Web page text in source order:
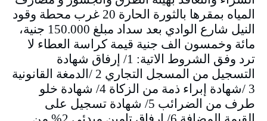
المياه بمقرها بالثورة الحارة 20 غرب محطة وقود
النيل شارع الوادي بعد سداد مبلغ 150.000 جنية،
مائة وخمسون الف جنية قيمة كراسة العطاء لا
ترد وفق الشروط الاتية: 1/ إرفاق شهادة
التسجيل من المسجل التجاري 2 /الدمغة القانونية
3 /شهادة إبراء ذمة من الزكاة 4/ شهادة خلو
طرف من الضرائب 5/ شهادة تسجيل على